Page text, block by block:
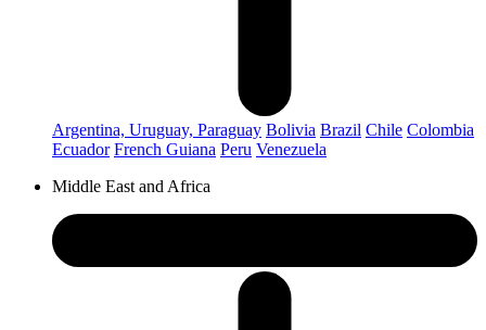
Argentina, Uruguay, Paraguay Bolivia Brazil Chile Colombia
Ecuador French Guiana Peru Venezuela
Middle East and Africa